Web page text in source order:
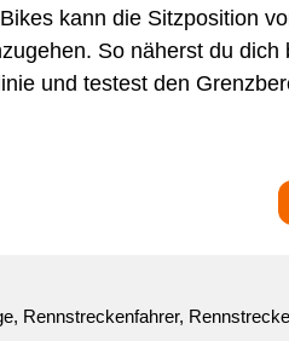
kann die Sitzposition
So näherst du dich
und testest den
Rennstreckenfahrer,